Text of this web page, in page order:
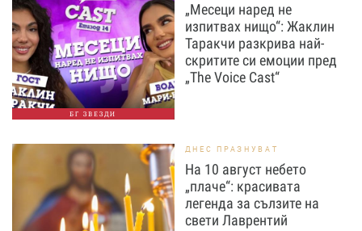
БГ ЗВЕЗДИ
„Месеци наред не
изпитвах нищо“: Жаклин
Таракчи разкрива най-
скритите си емоции пред
„The Voice Cast“
ДНЕС ПРАЗНУВАТ
На 10 август небето
„плаче“: красивата
легенда за сълзите на
свети Лаврентий